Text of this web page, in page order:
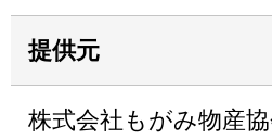
提供元
株式会社もがみ物産